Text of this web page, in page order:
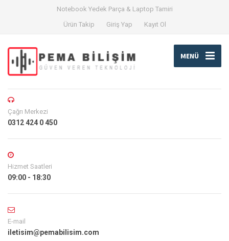
Notebook Yedek Parça & Laptop Tamiri
Ürün Takip
Giriş Yap Kayıt Ol
MENÜ
Çağrı Merkezi
0312 424 0 450
Hizmet Saatleri
09:00 - 18:30
E-mail
iletisim@pemabilisim.com